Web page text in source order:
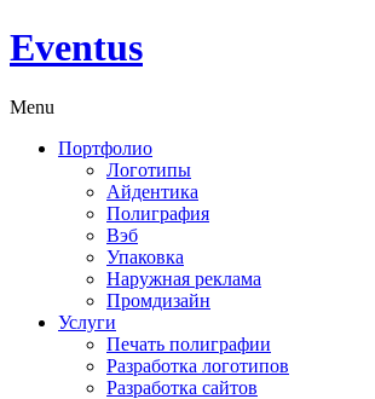
Eventus
Menu
Портфолио
Логотипы
Айдентика
Полиграфия
Вэб
Упаковка
Наружная реклама
Промдизайн
Услуги
Печать полиграфии
Разработка логотипов
Разработка сайтов